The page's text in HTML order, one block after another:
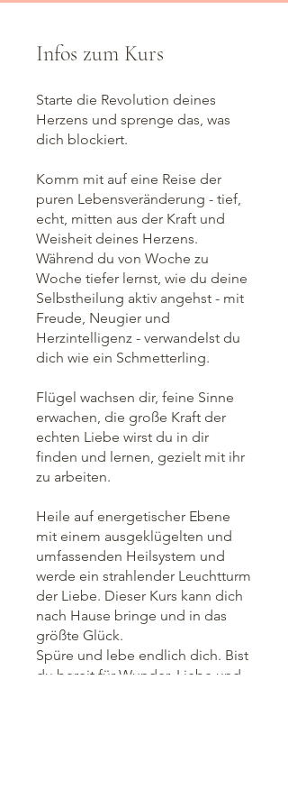
Infos zum Kurs
Starte die Revolution deines
Herzens und sprenge das, was
dich blockiert.
Komm mit auf eine Reise der
puren Lebensveränderung - tief,
echt, mitten aus der Kraft und
Weisheit deines Herzens.
Während du von Woche zu
Woche tiefer lernst, wie du deine
Selbstheilung aktiv angehst - mit
Freude, Neugier und
Herzintelligenz - verwandelst du
dich wie ein Schmetterling.
Flügel wachsen dir, feine Sinne
erwachen, die große Kraft der
echten Liebe wirst du in dir
finden und lernen, gezielt mit ihr
zu arbeiten.
Heile auf energetischer Ebene
mit einem ausgeklügelten und
umfassenden Heilsystem und
werde ein strahlender Leuchtturm
der Liebe. Dieser Kurs kann dich
nach Hause bringe und in das
größte Glück.
Spüre und lebe endlich dich. Bist
du bereit für Wunder, Liebe und